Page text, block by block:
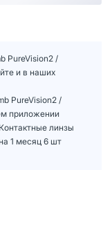
PureVision2 /
и в наших
PureVision2 /
приложении
линзы
1 месяц 6 шт